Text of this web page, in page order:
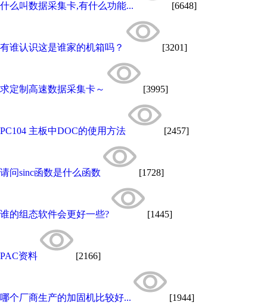
什么叫数据采集卡,有什么功能... [6648]
有谁认识这是谁家的机箱吗？ [3201]
求定制高速数据采集卡～ [3995]
PC104 主板中DOC的使用方法 [2457]
请问sinc函数是什么函数 [1728]
谁的组态软件会更好一些? [1445]
PAC资料 [2166]
哪个厂商生产的加固机比较好... [1944]